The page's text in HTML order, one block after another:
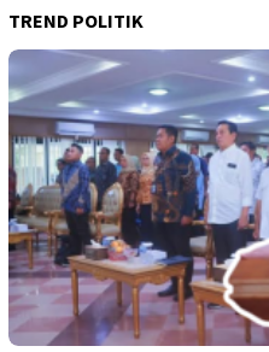
TREND POLITIK